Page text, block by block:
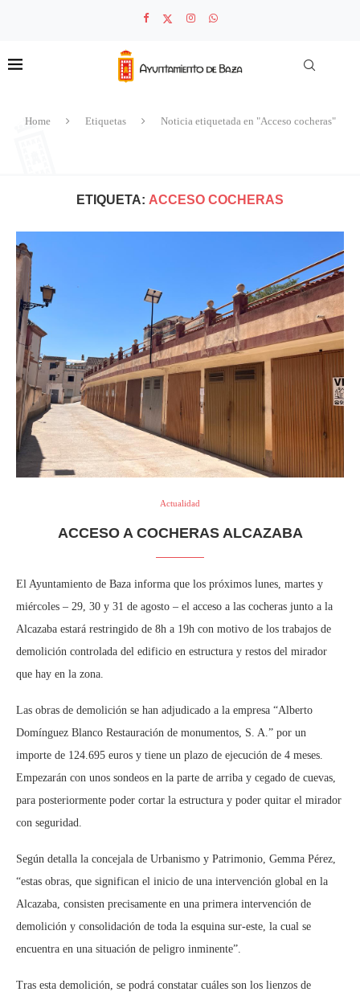
Home Etiquetas Noticia etiquetada en "Acceso cocheras"
ETIQUETA: ACCESO COCHERAS
Actualidad
ACCESO A COCHERAS ALCAZABA
El Ayuntamiento de Baza informa que los próximos lunes, martes y
miércoles – 29, 30 y 31 de agosto – el acceso a las cocheras junto a la
Alcazaba estará restringido de 8h a 19h con motivo de los trabajos de
demolición controlada del edificio en estructura y restos del mirador
que hay en la zona.
Las obras de demolición se han adjudicado a la empresa “Alberto
Domínguez Blanco Restauración de monumentos, S. A.” por un
importe de 124.695 euros y tiene un plazo de ejecución de 4 meses.
Empezarán con unos sondeos en la parte de arriba y cegado de cuevas,
para posteriormente poder cortar la estructura y poder quitar el mirador
con seguridad.
Según detalla la concejala de Urbanismo y Patrimonio, Gemma Pérez,
“estas obras, que significan el inicio de una intervención global en la
Alcazaba, consisten precisamente en una primera intervención de
demolición y consolidación de toda la esquina sur-este, la cual se
encuentra en una situación de peligro inminente”.
Tras esta demolición, se podrá constatar cuáles son los lienzos de